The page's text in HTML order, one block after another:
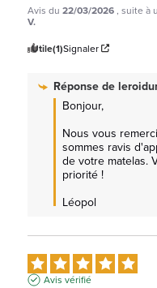
Avis du 22/03/2026, suite à
V.
Utile(1)Signaler
Réponse de
Bonjour,
Nous vous
sommes ravis
de votre matelas.
priorité !
Léopol
Avis vérifié